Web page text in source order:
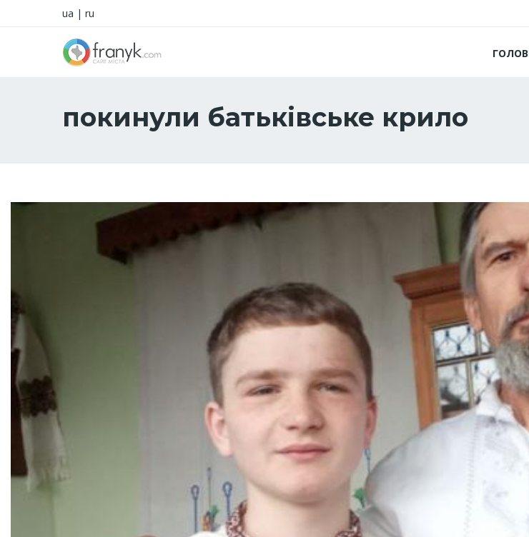
ua | ru
покинули батьківське крило